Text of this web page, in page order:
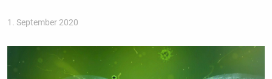
1. September 2020